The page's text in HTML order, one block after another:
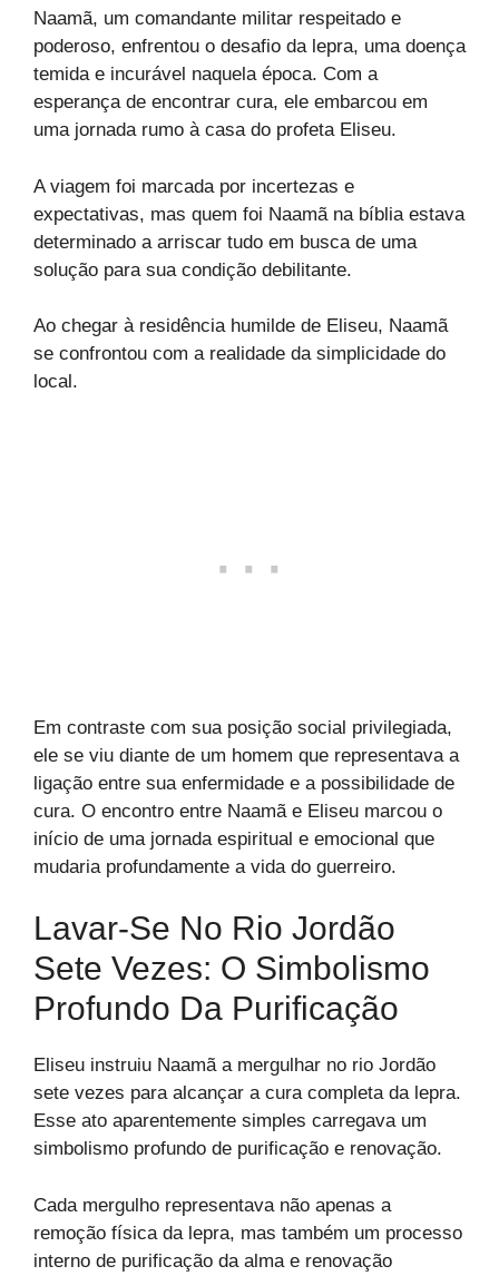
Naamã, um comandante militar respeitado e
poderoso, enfrentou o desafio da lepra, uma doença
temida e incurável naquela época. Com a
esperança de encontrar cura, ele embarcou em
uma jornada rumo à casa do profeta Eliseu.
A viagem foi marcada por incertezas e
expectativas, mas quem foi Naamã na bíblia estava
determinado a arriscar tudo em busca de uma
solução para sua condição debilitante.
Ao chegar à residência humilde de Eliseu, Naamã
se confrontou com a realidade da simplicidade do
local.
Em contraste com sua posição social privilegiada,
ele se viu diante de um homem que representava a
ligação entre sua enfermidade e a possibilidade de
cura. O encontro entre Naamã e Eliseu marcou o
início de uma jornada espiritual e emocional que
mudaria profundamente a vida do guerreiro.
Lavar-Se No Rio Jordão
Sete Vezes: O Simbolismo
Profundo Da Purificação
Eliseu instruiu Naamã a mergulhar no rio Jordão
sete vezes para alcançar a cura completa da lepra.
Esse ato aparentemente simples carregava um
simbolismo profundo de purificação e renovação.
Cada mergulho representava não apenas a
remoção física da lepra, mas também um processo
interno de purificação da alma e renovação